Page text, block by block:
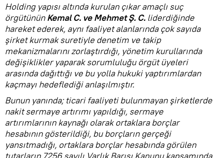
Holding yapısı altında kurulan çıkar amaçlı suç
örgütününKemal C. ve Mehmet Ş. C. liderdiğinde
hareket ederek, aynı faaliyet alanlarında çok sayıda
şirket kurmak suretiyle denetim ve takip
mekanizmalarını zorlaştırdığı, yönetim kurullarında
değişiklikler yaparak sorumluluğu örgüt üyeleri
arasında dağıttığı ve bu yolla hukuki yaptırımlardan
kaçmayı hedeflediği anlaşılmıştır.
Bunun yanında; ticari faaliyeti bulunmayan şirketlerde
nakit sermaye artırımı yapıldığı, sermaye
artırımlarının kaynağı olarak ortaklara borçlar
hesabının gösterildiği, bu borçların gerçeği
yansıtmadığı, ortaklara borçlar hesabında görülen
tutarların 7256 sayılı Varlık Barışı Kanunu kapsamında